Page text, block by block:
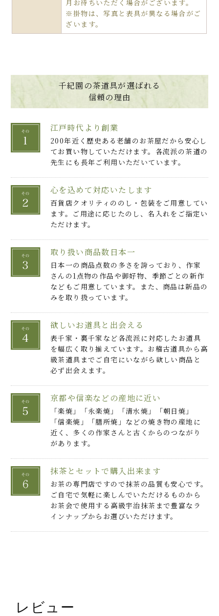
月お待ちいただく場合がございます。
※掛物は、写真と表具が異なる場合がご
ざいます。
千紀園の茶道具が選ばれる
信頼の理由
江戸時代より創業
200年近く歴史ある老舗のお茶屋だから安心し
てお買い物していただけます。各流派の茶道の
先生にも長年ご利用いただいています。
心を込めて対応いたします
百貨店クオリティののし・包装をご用意してい
ます。ご用途に応じたのし、名入れをご指定い
ただけます。
取り扱い商品数日本一
日本一の商品点数の多さを誇っており、作家
さんの1点物の作品や御好物、季節ごとの新作
などもご用意しています。また、商品は新品の
みを取り扱っています。
欲しいお道具と出会える
表千家・裏千家など各流派に対応したお道具
を幅広く取り揃えています。お稽古道具から高
級茶道具までご自宅にいながら欲しい商品と
必ず出会えます。
京都や信楽などの産地に近い
「楽焼」「永楽焼」「清水焼」「朝日焼」
「信楽焼」「膳所焼」などの焼き物の産地に
近く、多くの作家さんと古くからのつながり
があります。
抹茶とセットで購入出来ます
お茶の専門店ですので抹茶の品質も安心です。
ご自宅で気軽に楽しんでいただけるものから
お茶会で使用する高級宇治抹茶まで豊富なラ
インナップからお選びいただけます。
レビュー